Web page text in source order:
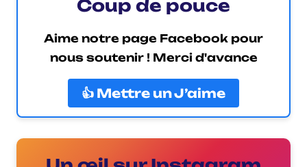
Coup de pouce
Aime notre page Facebook pour
nous soutenir ! Merci d'avance
👍 Mettre un J’aime